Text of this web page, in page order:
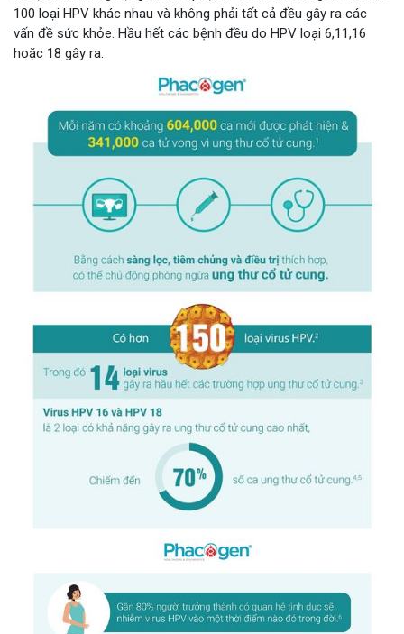
100 loại HPV khác nhau và không phải tất cả đều gây ra các
vấn đề sức khỏe. Hầu hết các bệnh đều do HPV loại 6,11,16
hoặc 18 gây ra.